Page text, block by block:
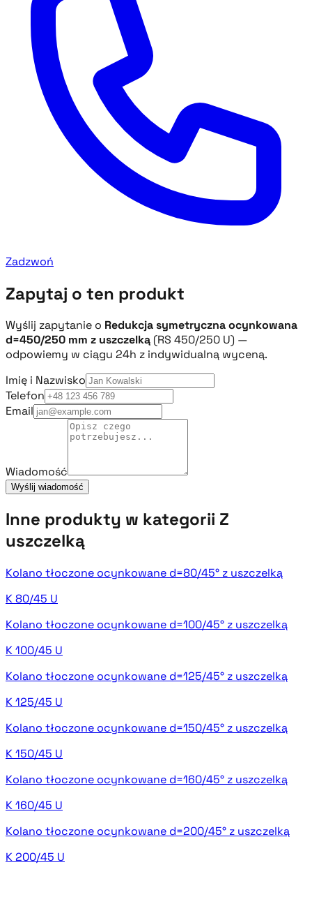
Zadzwoń
Zapytaj o ten produkt
Wyślij zapytanie o Redukcja symetryczna ocynkowana
d=450/250 mm z uszczelką (RS 450/250 U) —
odpowiemy w ciągu 24h z indywidualną wyceną.
Imię i Nazwisko
Telefon
Email
Wiadomość
Wyślij wiadomość
Inne produkty w kategorii Z
uszczelką
Kolano tłoczone ocynkowane d=80/45° z uszczelką
K 80/45 U
Kolano tłoczone ocynkowane d=100/45° z uszczelką
K 100/45 U
Kolano tłoczone ocynkowane d=125/45° z uszczelką
K 125/45 U
Kolano tłoczone ocynkowane d=150/45° z uszczelką
K 150/45 U
Kolano tłoczone ocynkowane d=160/45° z uszczelką
K 160/45 U
Kolano tłoczone ocynkowane d=200/45° z uszczelką
K 200/45 U